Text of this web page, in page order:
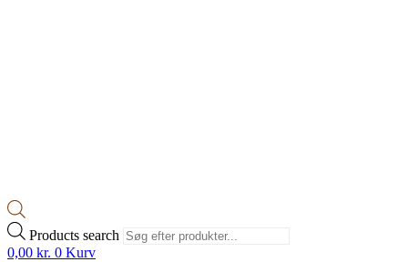
Products search
0,00 kr. 0 Kurv